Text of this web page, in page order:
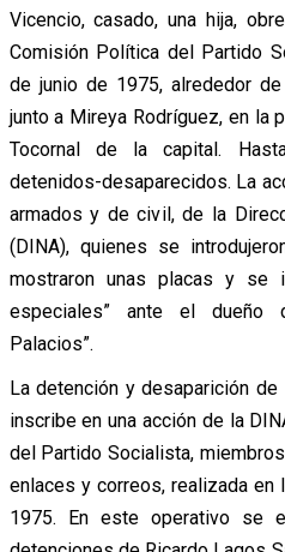
Vicencio, casado, una hija,
Comisión Política del Partido
de junio de 1975, alrededor
junto a Mireya Rodríguez, en la
Tocornal de la capital.
detenidos-desaparecidos. La
armados y de civil, de la
(DINA), quienes se
mostraron unas placas y se
especiales” ante el dueño
Palacios”.
La detención y desaparición
inscribe en una acción de la
del Partido Socialista,
enlaces y correos, realizada
1975. En este operativo se